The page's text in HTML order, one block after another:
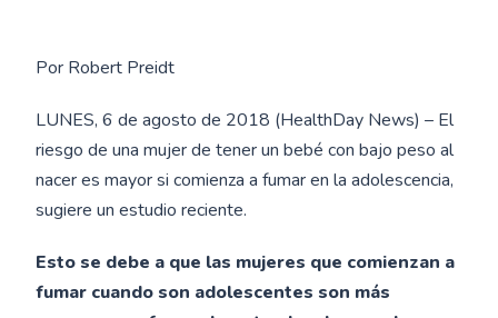
Por Robert Preidt
LUNES, 6 de agosto de 2018 (HealthDay News) – El
riesgo de una mujer de tener un bebé con bajo peso al
nacer es mayor si comienza a fumar en la adolescencia,
sugiere un estudio reciente.
Esto se debe a que las mujeres que comienzan a
fumar cuando son adolescentes son más